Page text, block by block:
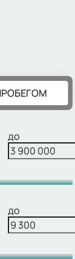
до
до